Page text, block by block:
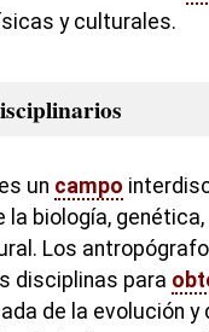
y culturales.
un campo
biología,
Los
disciplinas para
de la evolución y